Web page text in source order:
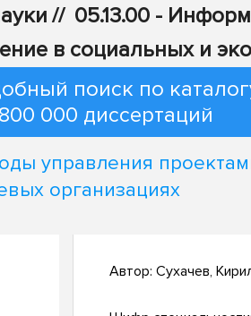
// 05.13.00 -
в социальных и
поиск по
000 диссертаций
управления
организациях
Автор: Сухачев,